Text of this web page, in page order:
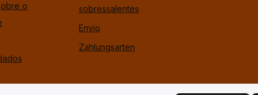
o
sobressalentes
Envio
Zahlungsarten